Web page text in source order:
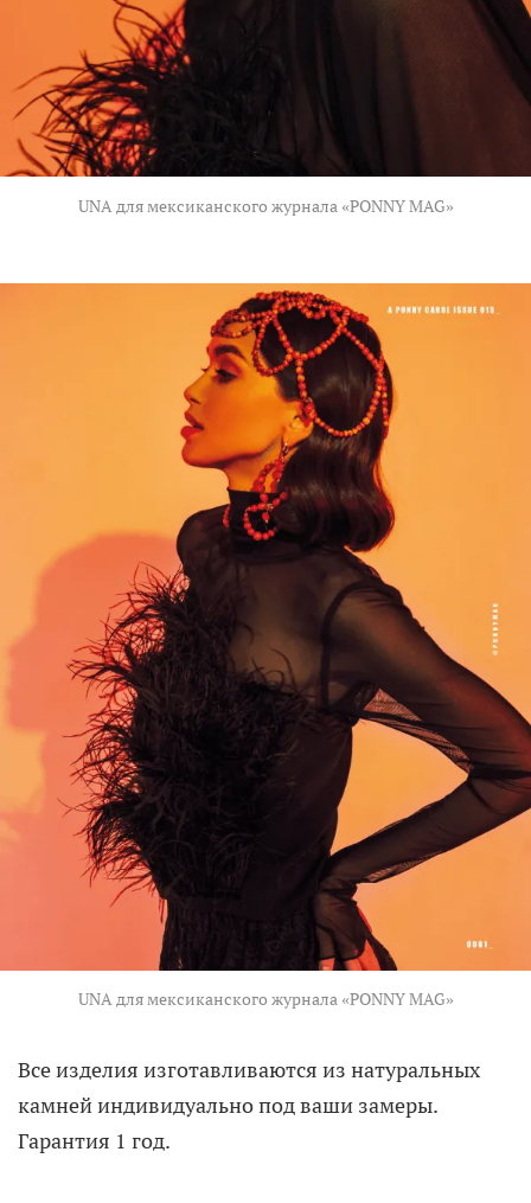
UNA для мексиканского журнала «PONNY MAG»
UNA для мексиканского журнала «PONNY MAG»
Все изделия изготавливаются из натуральных
камней индивидуально под ваши замеры.
Гарантия 1 год.